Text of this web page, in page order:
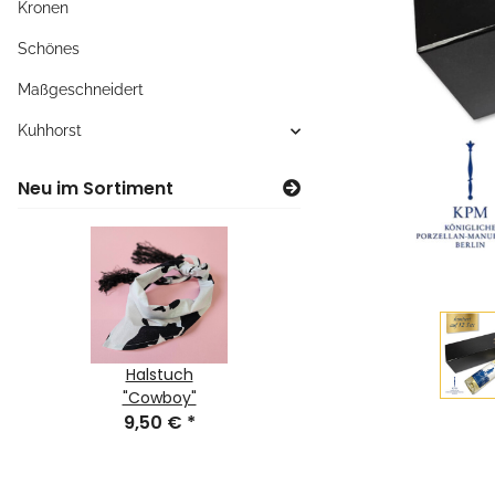
Kronen
Schönes
Maßgeschneidert
Kuhhorst
Neu im Sortiment
Halstuch
"Cowboy"
9,50 € *